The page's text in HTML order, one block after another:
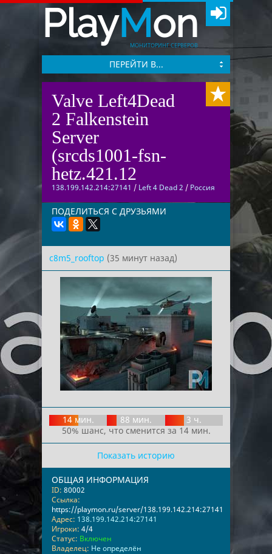
PlayMon
МОНИТОРИНГ СЕРВЕРОВ
ПЕРЕЙТИ В...
Valve Left4Dead
2 Falkenstein
Server
(srcds1001-fsn-
hetz.421.12
138.199.142.214:27141 / Left 4 Dead 2 / Россия
ПОДЕЛИТЬСЯ С ДРУЗЬЯМИ
c8m5_rooftop (35 минут назад)
14 мин. 88 мин.
3 ч.
50% шанс, что сменится за 14 мин.
Показать историю
ОБЩАЯ ИНФОРМАЦИЯ
ID: 80002
Ссылка:
https://playmon.ru/server/138.199.142.214:27141
Адрес: 138.199.142.214:27141
Игроки: 4/4
Статус: Включен
Владелец: Не определён